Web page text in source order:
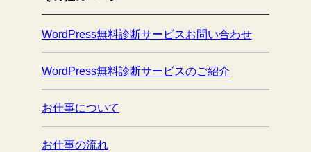
WordPress無料診断サービスお問い合わせ
WordPress無料診断サービスのご紹介
お仕事について
お仕事の流れ